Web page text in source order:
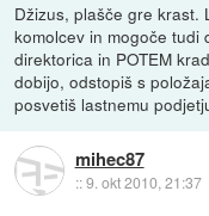
Džizus, plašče gre krast.
komolcev in mogoče
direktorica in POTEM
dobijo, odstopiš s
posvetiš lastnemu
mihec87
::9. okt 2010, 21:37